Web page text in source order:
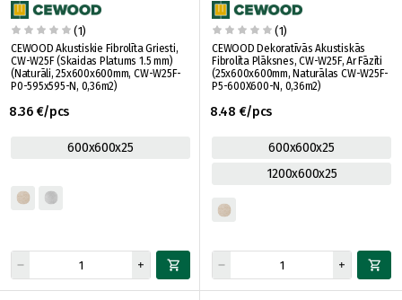
(1)
CEWOOD Akustiskie Fibrolīta Griesti,
CW-W25F (Skaidas Platums 1.5 mm)
(Naturāli, 25x600x600mm, CW-W25F-
P0-595x595-N, 0,36m2)
8.36 €/pcs
600x600x25
(1)
CEWOOD Dekoratīvās Akustiskās
Fibrolīta Plāksnes, CW-W25F, Ar Fāzīti
(25x600x600mm, Naturālas CW-W25F-
P5-600X600-N, 0,36m2)
8.48 €/pcs
600x600x25
1200x600x25